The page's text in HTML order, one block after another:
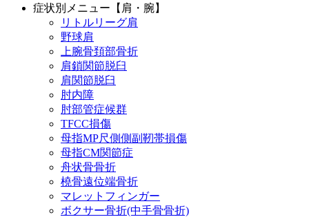
症状別メニュー【肩・腕】
リトルリーグ肩
野球肩
上腕骨頚部骨折
肩鎖関節脱臼
肩関節脱臼
肘内障
肘部管症候群
TFCC損傷
母指MP尺側側副靭帯損傷
母指CM関節症
舟状骨骨折
橈骨遠位端骨折
マレットフィンガー
ボクサー骨折(中手骨骨折)